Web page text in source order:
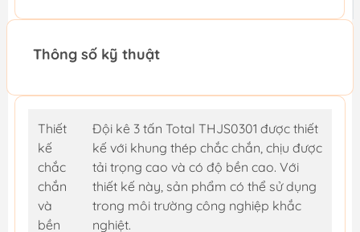
Thông số kỹ thuật
Thiết
kế
chắc
chắn
và
bền
Đội kê 3 tấn Total THJS0301 được thiết
kế với khung thép chắc chắn, chịu được
tải trọng cao và có độ bền cao. Với
thiết kế này, sản phẩm có thể sử dụng
trong môi trường công nghiệp khắc
nghiệt.